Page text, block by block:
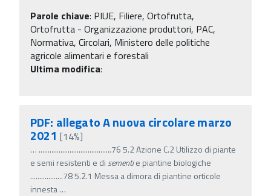
Parole chiave: PIUE, Filiere, Ortofrutta,
Ortofrutta - Organizzazione produttori, PAC,
Normativa, Circolari, Ministero delle politiche
agricole alimentari e forestali
Ultima modifica:
PDF: allegato A nuova circolare marzo
2021 [14%]
… ........................................76 5.2 Azione C.2 Utilizzo di piante
e semi resistenti e di sementie piantine biologiche
..................78 5.2.1 Messa a dimora di piantine orticole
innesta…